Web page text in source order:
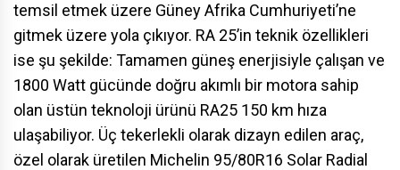
temsil etmek üzere Güney Afrika Cumhuriyeti’ne
gitmek üzere yola çıkıyor. RA 25’in teknik özellikleri
ise şu şekilde: Tamamen güneş enerjisiyle çalışan ve
1800 Watt gücünde doğru akımlı bir motora sahip
olan üstün teknoloji ürünü RA25 150 km hıza
ulaşabiliyor. Üç tekerlekli olarak dizayn edilen araç,
özel olarak üretilen Michelin 95/80R16 Solar Radial